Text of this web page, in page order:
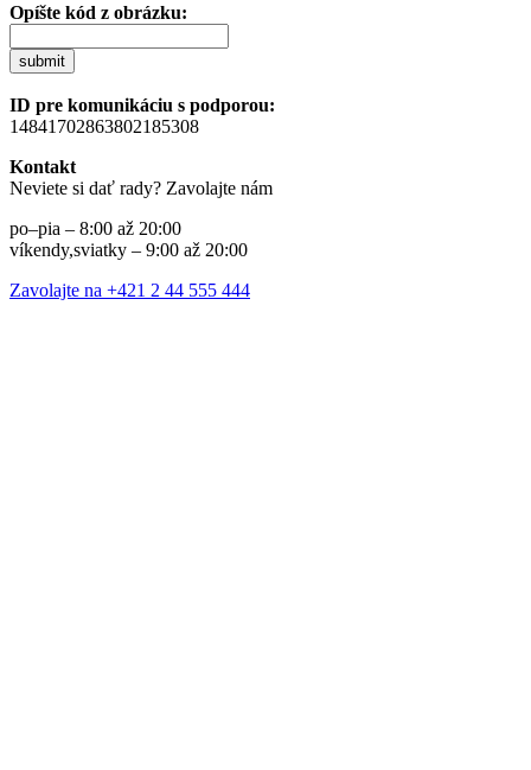
Opíšte kód z obrázku:
submit
ID pre komunikáciu s podporou:
14841702863802185308
Kontakt
Neviete si dať rady? Zavolajte nám
po–pia – 8:00 až 20:00
víkendy,sviatky – 9:00 až 20:00
Zavolajte na +421 2 44 555 444